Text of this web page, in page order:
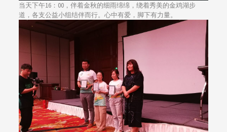
当天下午16：00，伴着金秋的细雨绵绵，绕着秀美的金鸡湖步
道，各支公益小组结伴而行。心中有爱，脚下有力量。